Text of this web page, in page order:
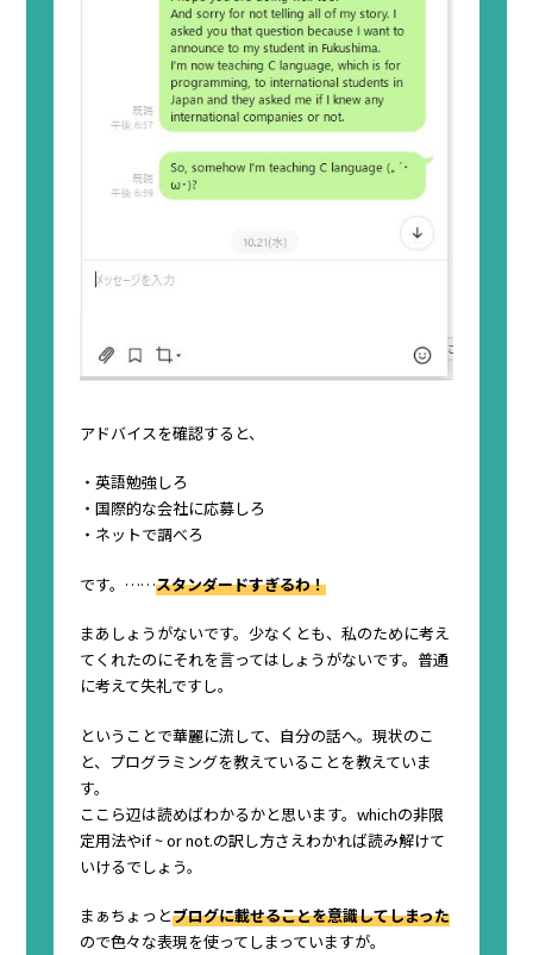
アドバイスを確認すると、
・英語勉強しろ
・国際的な会社に応募しろ
・ネットで調べろ
です。……スタンダードすぎるわ！
まあしょうがないです。少なくとも、私のために考え
てくれたのにそれを言ってはしょうがないです。普通
に考えて失礼ですし。
ということで華麗に流して、自分の話へ。現状のこ
と、プログラミングを教えていることを教えていま
す。
ここら辺は読めばわかるかと思います。whichの非限
定用法やif ~ or not.の訳し方さえわかれば読み解けて
いけるでしょう。
まぁちょっとブログに載せることを意識してしまった
ので色々な表現を使ってしまっていますが。